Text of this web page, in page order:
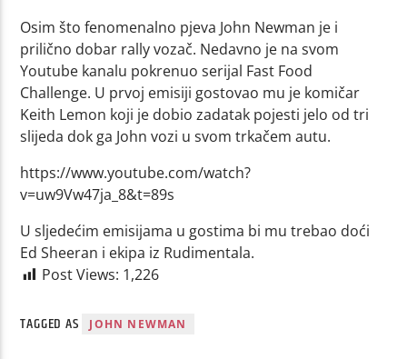
Osim što fenomenalno pjeva John Newman je i
prilično dobar rally vozač. Nedavno je na svom
Youtube kanalu pokrenuo serijal Fast Food
Challenge. U prvoj emisiji gostovao mu je komičar
Keith Lemon koji je dobio zadatak pojesti jelo od tri
slijeda dok ga John vozi u svom trkačem autu.
https://www.youtube.com/watch?
v=uw9Vw47ja_8&t=89s
U sljedećim emisijama u gostima bi mu trebao doći
Ed Sheeran i ekipa iz Rudimentala.
Post Views: 1,226
TAGGED AS JOHN NEWMAN